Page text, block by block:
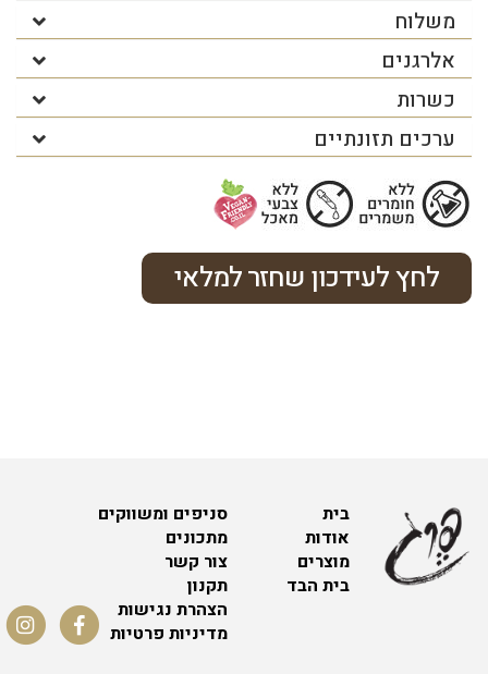
משלוח
אלרגנים
כשרות
ערכים תזונתיים
לחץ לעידכון שחזר למלאי
סניפים ומשווקים
מתכונים
צור קשר
תקנון
הצהרת נגישות
מדיניות פרטיות
בית
אודות
מוצרים
בית הבד